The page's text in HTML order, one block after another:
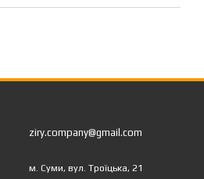
ziry.company@gmail.com
м. Суми, вул. Троїцька, 21